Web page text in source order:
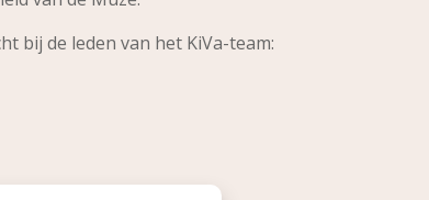
bij de leden van het KiVa-team: